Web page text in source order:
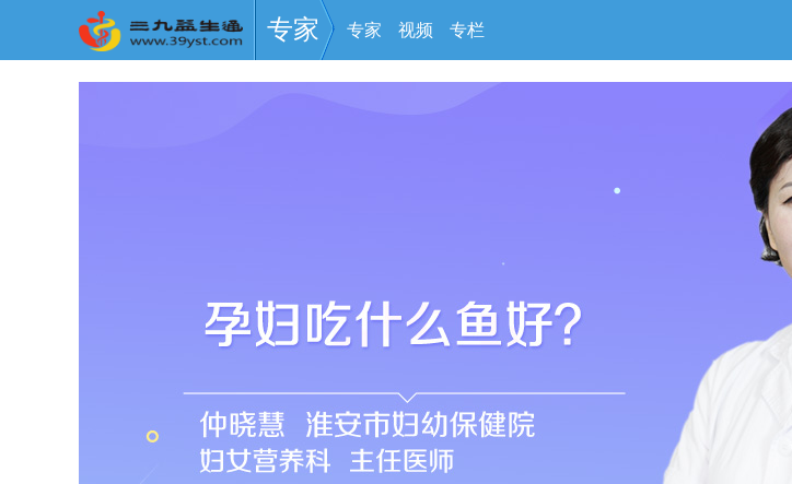
专家 专家 视频 专栏